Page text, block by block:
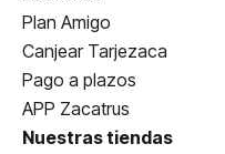
Plan Amigo
Canjear Tarjezaca
Pago a plazos
APP Zacatrus
Nuestras tiendas